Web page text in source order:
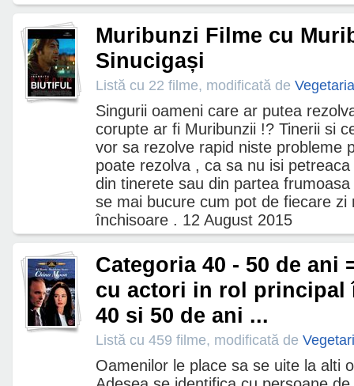
Muribunzi Filme cu
Sinucigași
Listă cu 22 filme, modificată de
Singurii oameni care ar putea
corupte ar fi Muribunzii !? Tinerii si
vor sa rezolve rapid niste probleme
poate rezolva , ca sa nu isi
din tinerete sau din partea
se mai bucure cum pot de fiecare zi
închisoare . 12 August 2015
Categoria 40 - 50 de ani
cu actori in rol principal
40 si 50 de ani ...
Listă cu 459 filme, modificată de
Oamenilor le place sa se uite la alti